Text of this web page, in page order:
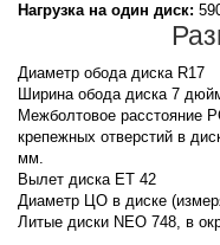
Нагрузка на один диск:
Диаметр обода диска R17
Ширина обода диска 7
Межболтовое расстояние
крепежных отверстий в
мм.
Вылет диска ET 42
Диаметр ЦО в диске
Литые диски NEO 748, в